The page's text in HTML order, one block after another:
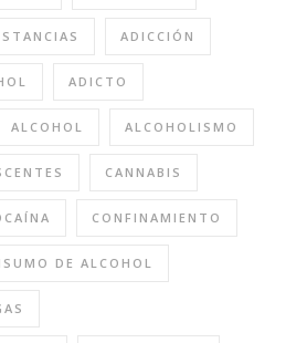
ADICCIÓN
ADICTO
ALCOHOL ALCOHOLISMO
CANNABIS
CONFINAMIENTO
DE ALCOHOL